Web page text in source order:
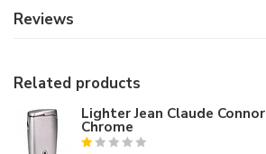
Reviews
Related products
Lighter Jean Claude Connor
Chrome